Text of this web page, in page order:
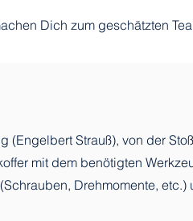
Dich zum geschätzten
(Engelbert Strauß), von der
mit dem benötigten
Drehmomente, etc.)